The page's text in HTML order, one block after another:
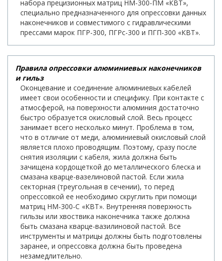
набора прецизионных матриц НМ-300-ПМ «КВТ»,
специально предназначенного для опрессовки данных
наконечников и совместимого с гидравлическими
прессами марок ПГР-300, ПГРс-300 и ПГП-300 «КВТ».
Правила опрессовки алюминиевых наконечников
и гильз
Оконцевание и соединение алюминиевых кабелей
имеет свои особенности и специфику. При контакте с
атмосферой, на поверхности алюминия достаточно
быстро образуется окисловый слой. Весь процесс
занимает всего несколько минут. Проблема в том,
что в отличие от меди, алюминиевый окисловый слой
является плохо проводящим. Поэтому, сразу после
снятия изоляции с кабеля, жила должна быть
зачищена кордощеткой до металлического блеска и
смазана кварце-вазелиновой пастой. Если жила
секторная (треугольная в сечении), то перед
опрессовкой ее необходимо скруглить при помощи
матриц НМ-300-С «КВТ». Внутренняя поверхность
гильзы или хвоствика наконечника также должна
быть смазана кварце-вазилиновой пастой. Все
инструменты и матрицы должны быть подготовлены
заранее, и опрессовка должна быть проведена
незамедлительно.